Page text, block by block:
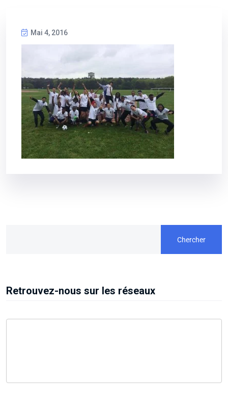
Mai 4, 2016
Chercher
Retrouvez-nous sur les réseaux